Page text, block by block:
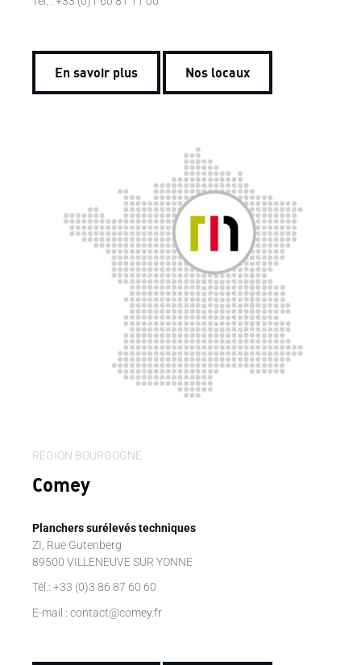
En savoir plus Nos locaux
RÉGION BOURGOGNE
Comey
Planchers surélevés techniques
ZI, Rue Gutenberg
89500 VILLENEUVE SUR YONNE
Tél.: +33 (0)3 86 87 60 60
E-mail : contact@comey.fr